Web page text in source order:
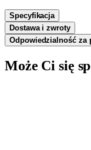
Specyfikacja
Dostawa i zwroty
Odpowiedzialność za
Może Ci się